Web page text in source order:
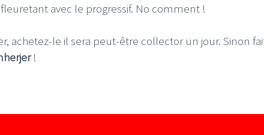
avec le progressif. No comment !
achetez-le il sera peut-être collector un jour. Sinon
!